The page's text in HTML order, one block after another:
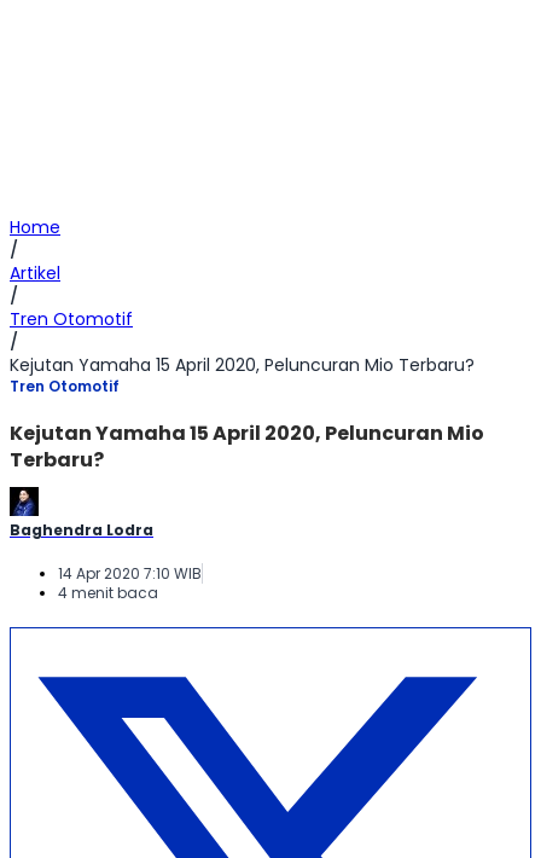
Home
/
Artikel
/
Tren Otomotif
/
Kejutan Yamaha 15 April 2020, Peluncuran Mio Terbaru?
Tren Otomotif
Kejutan Yamaha 15 April 2020, Peluncuran Mio
Terbaru?
Baghendra Lodra
14 Apr 2020 7:10 WIB
4 menit baca